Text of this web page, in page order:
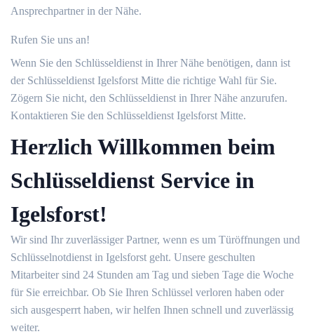
Ansprechpartner in der Nähe.
Rufen Sie uns an!
Wenn Sie den Schlüsseldienst in Ihrer Nähe benötigen, dann ist
der Schlüsseldienst Igelsforst Mitte die richtige Wahl für Sie.
Zögern Sie nicht, den Schlüsseldienst in Ihrer Nähe anzurufen.
Kontaktieren Sie den Schlüsseldienst Igelsforst Mitte.
Herzlich Willkommen beim
Schlüsseldienst Service in
Igelsforst!
Wir sind Ihr zuverlässiger Partner, wenn es um Türöffnungen und
Schlüsselnotdienst in Igelsforst geht. Unsere geschulten
Mitarbeiter sind 24 Stunden am Tag und sieben Tage die Woche
für Sie erreichbar. Ob Sie Ihren Schlüssel verloren haben oder
sich ausgesperrt haben, wir helfen Ihnen schnell und zuverlässig
weiter.